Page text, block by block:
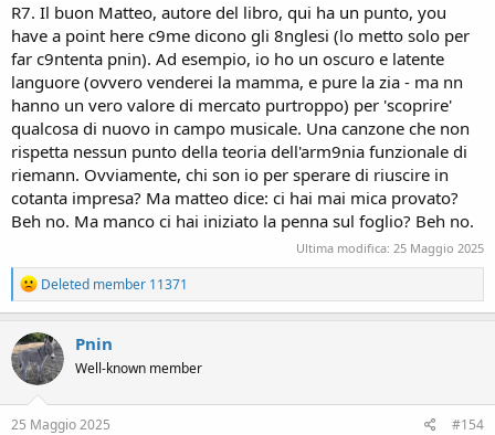
R7. Il buon Matteo, autore del libro, qui ha un punto, you
have a point here c9me dicono gli 8nglesi (lo metto solo per
far c9ntenta pnin). Ad esempio, io ho un oscuro e latente
languore (ovvero venderei la mamma, e pure la zia - ma nn
hanno un vero valore di mercato purtroppo) per 'scoprire'
qualcosa di nuovo in campo musicale. Una canzone che non
rispetta nessun punto della teoria dell'arm9nia funzionale di
riemann. Ovviamente, chi son io per sperare di riuscire in
cotanta impresa? Ma matteo dice: ci hai mai mica provato?
Beh no. Ma manco ci hai iniziato la penna sul foglio? Beh no.
Ultima modifica: 25 Maggio 2025
R
e
a
c
t
i
o
n
s
Deleted member 11371
Pnin
Well-known member
25 Maggio 2025 #154